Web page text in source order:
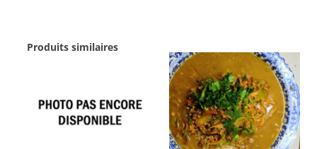
Produits similaires